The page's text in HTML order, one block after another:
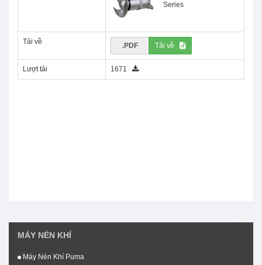
Series
Tải về .PDF Tải về
Lượt tải 1671
MÁY NÉN KHÍ
Máy Nén Khí Puma